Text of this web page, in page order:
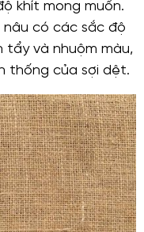
khít mong muốn.
nâu có các sắc độ
và nhuộm màu,
thống của sợi dệt.